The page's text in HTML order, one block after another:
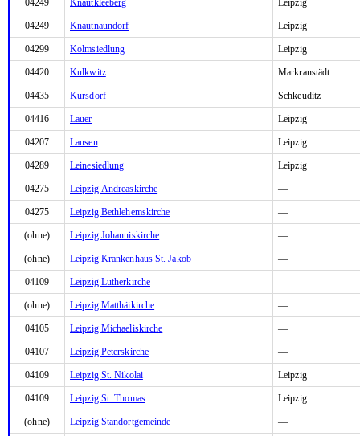
04249 Knautkleeberg Leipzig
04249 Knautnaundorf Leipzig
04299 Kolmsiedlung Leipzig
04420 Kulkwitz Markranstädt
04435 Kursdorf Schkeuditz
04416 Lauer Leipzig
04207 Lausen Leipzig
04289 Leinesiedlung Leipzig
04275 Leipzig Andreaskirche —
04275 Leipzig Bethlehemskirche —
(ohne) Leipzig Johanniskirche —
(ohne) Leipzig Krankenhaus St. Jakob —
04109 Leipzig Lutherkirche —
(ohne) Leipzig Matthäikirche —
04105 Leipzig Michaeliskirche —
04107 Leipzig Peterskirche —
04109 Leipzig St. Nikolai Leipzig
04109 Leipzig St. Thomas Leipzig
(ohne) Leipzig Standortgemeinde —